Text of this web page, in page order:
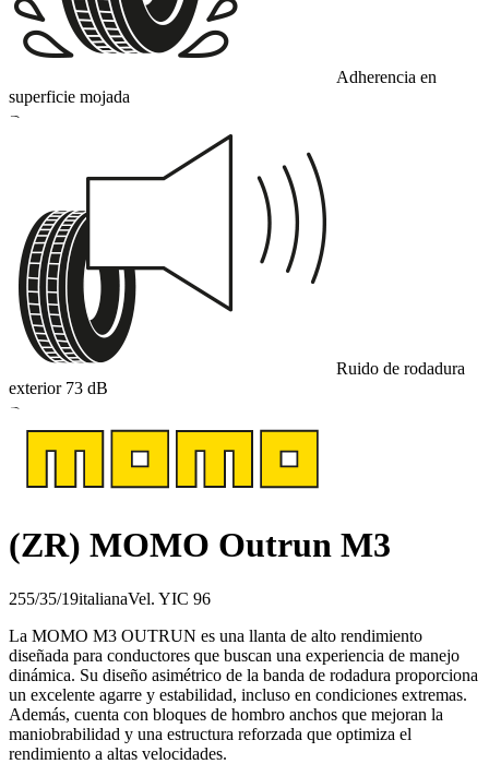
Adherencia en
superficie mojada
B
Ruido de rodadura
exterior 73 dB
B
(ZR) MOMO Outrun M3
255/35/19italianaVel. YIC 96
La MOMO M3 OUTRUN es una llanta de alto rendimiento
diseñada para conductores que buscan una experiencia de manejo
dinámica. Su diseño asimétrico de la banda de rodadura proporciona
un excelente agarre y estabilidad, incluso en condiciones extremas.
Además, cuenta con bloques de hombro anchos que mejoran la
maniobrabilidad y una estructura reforzada que optimiza el
rendimiento a altas velocidades.